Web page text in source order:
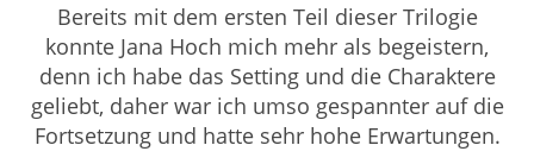
Bereits mit dem ersten Teil dieser Trilogie
konnte Jana Hoch mich mehr als begeistern,
denn ich habe das Setting und die Charaktere
geliebt, daher war ich umso gespannter auf die
Fortsetzung und hatte sehr hohe Erwartungen.